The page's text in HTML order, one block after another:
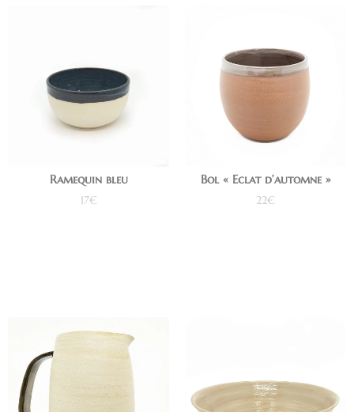
Ramequin bleu
17€
Bol « Eclat d’automne »
22€